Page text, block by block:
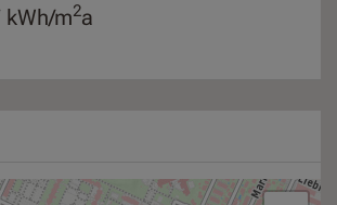
m2a